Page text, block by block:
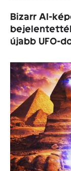
Bizarr AI-
újabb UFO-